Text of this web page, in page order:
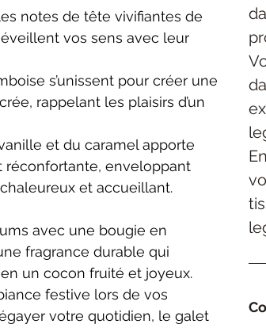
notes de tête vivifiantes de
vos sens avec leur
s’unissent pour créer une
rappelant les plaisirs d’un
et du caramel apporte
enveloppant
et accueillant.
avec une bougie en
fragrance durable qui
un cocon fruité et joyeux.
festive lors de vos
votre quotidien, le galet